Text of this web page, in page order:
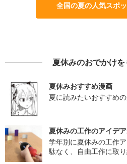
全国の夏の人気スポ
夏休みのおでかけ
夏休みおすすめ漫画
夏に読みたいおすすめ
夏休みの工作のアイデ
学年別に夏休みの工作
駄なく、自由工作に取り